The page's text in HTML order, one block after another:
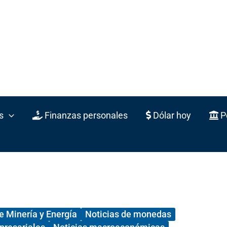
Finanzas personales Dólar hoy
Minería y Energía
Noticias de monedas